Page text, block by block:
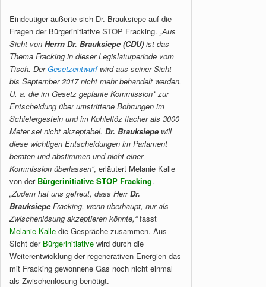
Eindeutiger äußerte sich Dr. Brauksiepe auf die
Fragen der Bürgerinitiative STOP Fracking. „Aus
Sicht von Herrn Dr. Brauksiepe (CDU) ist das
Thema Fracking in dieser Legislaturperiode vom
Tisch. DerGesetzentwurfwird aus seiner Sicht
bis September 2017 nicht mehr behandelt werden.
U. a. die im Gesetz geplante Kommission* zur
Entscheidung über umstrittene Bohrungen im
Schiefergestein und im Kohleflöz flacher als 3000
Meter sei nicht akzeptabel. Dr. Brauksiepe will
diese wichtigen Entscheidungen im Parlament
beraten und abstimmen und nicht einer
Kommission überlassen“, erläutert Melanie Kalle
von der Bürgerinitiative STOP Fracking.
„Zudem hat uns gefreut, dass HerrDr.
Brauksiepe Fracking, wenn überhaupt, nur als
Zwischenlösung akzeptieren könnte,“fasst
Melanie Kalle die Gespräche zusammen. Aus
Sicht der Bürgerinitiative wird durch die
Weiterentwicklung der regenerativen Energien das
mit Fracking gewonnene Gas noch nicht einmal
als Zwischenlösung benötigt.